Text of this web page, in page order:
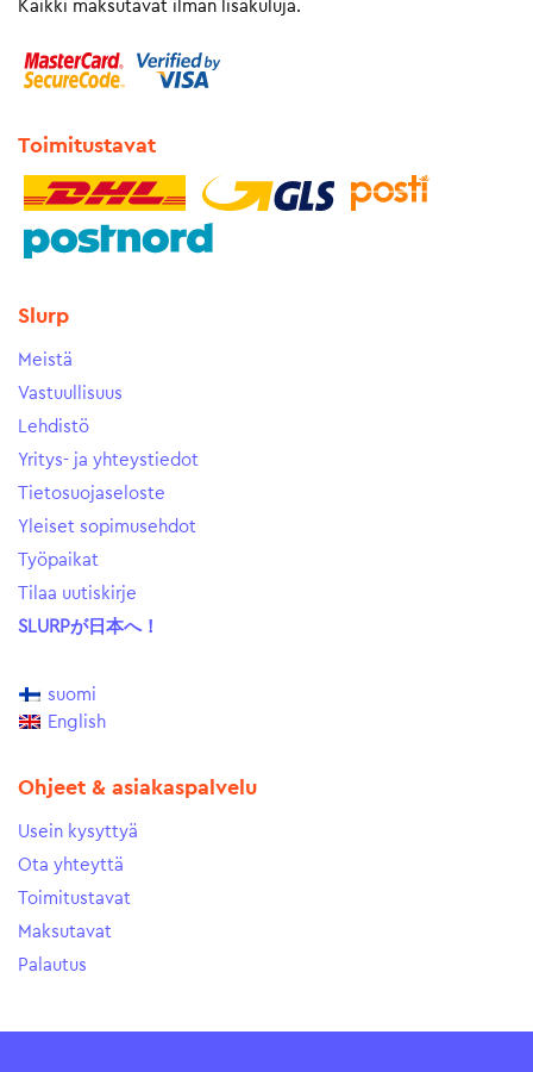
Kaikki maksutavat ilman lisäkuluja.
Toimitustavat
Slurp
Meistä
Vastuullisuus
Lehdistö
Yritys- ja yhteystiedot
Tietosuojaseloste
Yleiset sopimusehdot
Työpaikat
Tilaa uutiskirje
SLURPが日本へ！
suomi
English
Ohjeet & asiakaspalvelu
Usein kysyttyä
Ota yhteyttä
Toimitustavat
Maksutavat
Palautus